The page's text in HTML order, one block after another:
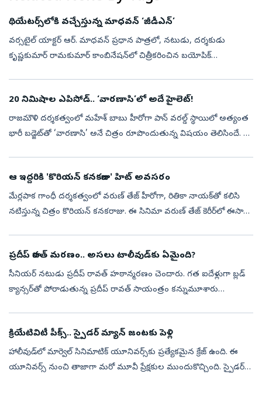
థియేటర్స్‌లోకి వచ్చేస్తున్న మాధవన్‌ ‘జీడీఎన్‌’
వర్సటైల్ యాక్టర్ ఆర్‌. మాధవన్‌ ప్రధాన పాత్రలో, నటుడు, దర్శకుడు
కృష్ణకుమార్‌ రామకుమార్‌ కాంబినేషన్‌లో చిత్రీకరించిన బయోపిక్
20 నిమిషాల ఎపిసోడ్‌.. ‘వారణాసి’లో అదే హైలెట్‌!
రాజమౌళి దర్శకత్వంలో మహేశ్‌ బాబు హీరోగా పాన్‌ వరల్డ్‌ స్థాయిలో అత్యంత
భారీ బడ్జెట్‌తో ‘వారణాసి’ అనే చిత్రం రూపొందుతున్న విషయం తెలిసిందే. ఈ
ఆ ఇద్దరికి 'కొరియన్ కనకరాజు' హిట్‌ అవసరం
మేర్లపాక గాంధీ దర్శకత్వంలో వరుణ్ తేజ్ హీరోగా, రితికా నాయక్‌తో కలిసి
నటిస్తున్న చిత్రం కొరియన్ కనకరాజు. ఈ సినిమా వరుణ్ తేజ్ కెరీర్‌లో ఈసారి
ప్రదీప్ రావత్ మరణం.. అసలు టాలీవుడ్‌కు ఏమైంది?
సీనియర్ నటుడు ప్రదీప్ రావత్ హఠాన్మరణం చెందారు. గత ఐదేళ్లుగా బ్లడ్‌
క్యాన్సర్‌తో పోరాడుతున్న ప్రదీప్ రావత్‌ సాయంత్రం కన్నుమూశారు
క్రియేటివిటీ పీక్స్.. స్పైడర్‌ మ్యాన్ జంటకు పెళ్లి
హాలీవుడ్‌లో మార్వెల్ సినిమాటిక్‌ యూనివర్స్‌కు ప్రత్యేకమైన క్రేజ్ ఉంది. ఈ
యూనివర్స్ నుంచి తాజాగా మరో మూవీ ప్రేక్షకుల ముందుకొచ్చింది. స్పైడర్